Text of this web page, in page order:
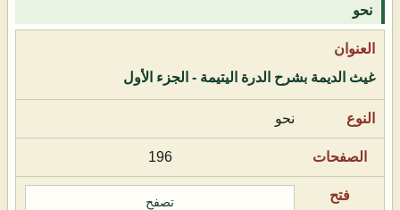
نحو
غيث الديمة بشرح الدرة اليتيمة - الجزء الأول
نحو
196
تصفح